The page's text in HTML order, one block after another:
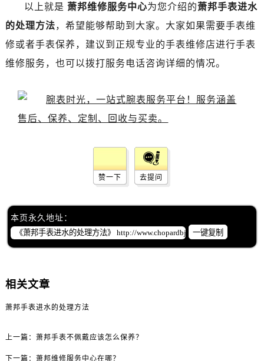
以上就是 萧邦维修服务中心为您介绍的萧邦手表进水
的处理方法，希望能够帮助到大家。大家如果需要手表维
修或者手表保养，建议到正规专业的手表维修店进行手表
维修服务，也可以拨打服务电话咨询详细的情况。
赞一下 去提问
本页永久地址：
一键复制
相关文章
萧邦手表进水的处理方法
上一篇： 萧邦手表不佩戴应该怎么保养？
下一篇： 萧邦维修服务中心在哪？